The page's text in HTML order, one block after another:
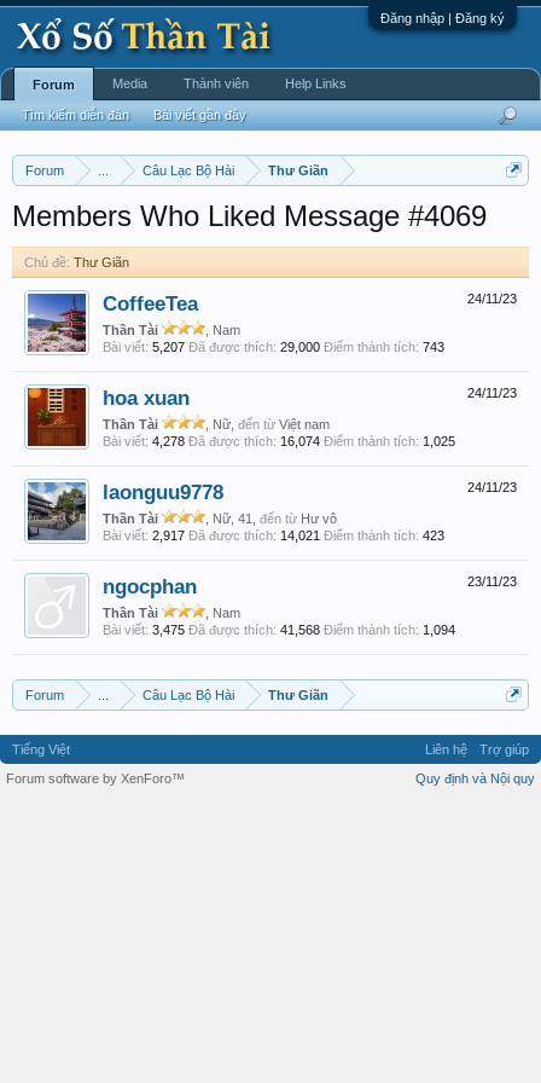
Đăng nhập | Đăng ký
Forum Câu Lạc Bộ Hài Thư Giãn
Members Who Liked Message #4069
Chủ đề: Thư Giãn
24/11/23
CoffeeTea
Thần Tài
, Nam
Bài viết: 5,207 Đã được thích: 29,000 Điểm thành tích: 743
24/11/23
hoa xuan
Thần Tài , Nữ, đến từ Việt nam
Bài viết: 4,278 Đã được thích: 16,074 Điểm thành tích: 1,025
24/11/23
laonguu9778
Thần Tài , Nữ, 41, đến từ Hư vô
Bài viết: 2,917 Đã được thích: 14,021 Điểm thành tích: 423
23/11/23
ngocphan
Thần Tài
, Nam
Bài viết: 3,475 Đã được thích: 41,568 Điểm thành tích: 1,094
Forum Câu Lạc Bộ Hài Thư Giãn
Forum
Tìm kiếm diễn đàn Bài viết gần đây
Media Thành viên Help Links
Tiếng Việt Liên hệ
Trợ giúp
Quy định và Nội quy
Forum software by XenForo™